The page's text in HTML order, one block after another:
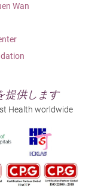
Wan
提供します
Health worldwide